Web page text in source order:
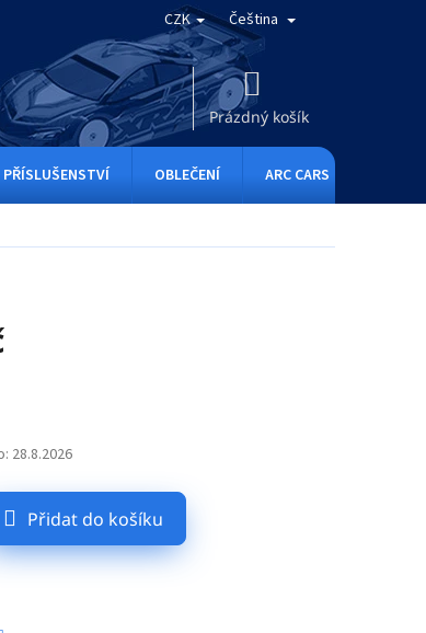
CZK Čeština
KOŠÍK
Prázdný košík
PŘÍSLUŠENSTVÍ OBLEČENÍ ARC CARS
28.8.2026
Přidat do košíku